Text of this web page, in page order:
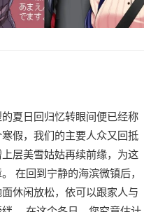
夏日回归忆转眼间便已经称
假，我们的主要人众又回抵
层美雪姑姑再续前缘，为这
在回到宁静的海滨微镇后，
休闲放松，依可以跟家人与